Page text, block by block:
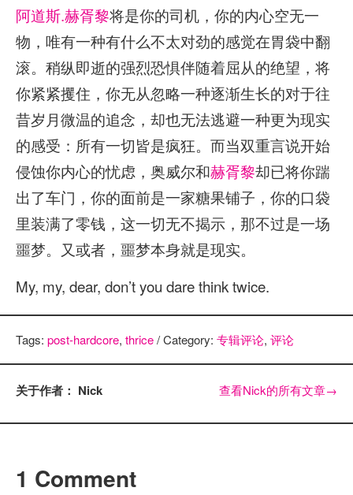
阿道斯.赫胥黎将是你的司机，你的内心空无一
物，唯有一种有什么不太对劲的感觉在胃袋中翻
滚。稍纵即逝的强烈恐惧伴随着屈从的绝望，将
你紧紧攫住，你无从忽略一种逐渐生长的对于往
昔岁月微温的追念，却也无法逃避一种更为现实
的感受：所有一切皆是疯狂。而当双重言说开始
侵蚀你内心的忧虑，奥威尔和赫胥黎却已将你踹
出了车门，你的面前是一家糖果铺子，你的口袋
里装满了零钱，这一切无不揭示，那不过是一场
噩梦。又或者，噩梦本身就是现实。
My, my, dear, don’t you dare think twice.
Tags: post-hardcore, thrice/ Category: 专辑评论, 评论
关于作者： Nick 查看Nick的所有文章→
1 Comment